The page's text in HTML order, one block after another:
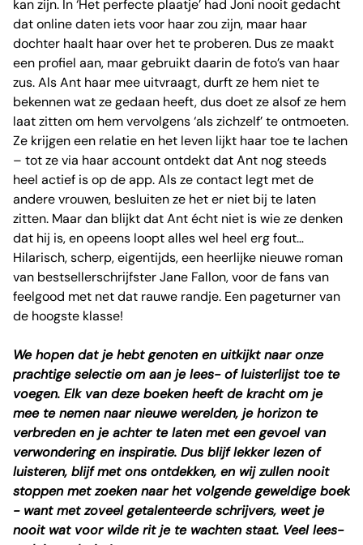
kan zijn. In ‘Het perfecte plaatje’ had Joni nooit gedacht
dat online daten iets voor haar zou zijn, maar haar
dochter haalt haar over het te proberen. Dus ze maakt
een profiel aan, maar gebruikt daarin de foto’s van haar
zus. Als Ant haar mee uitvraagt, durft ze hem niet te
bekennen wat ze gedaan heeft, dus doet ze alsof ze hem
laat zitten om hem vervolgens ‘als zichzelf’ te ontmoeten.
Ze krijgen een relatie en het leven lijkt haar toe te lachen
– tot ze via haar account ontdekt dat Ant nog steeds
heel actief is op de app. Als ze contact legt met de
andere vrouwen, besluiten ze het er niet bij te laten
zitten. Maar dan blijkt dat Ant écht niet is wie ze denken
dat hij is, en opeens loopt alles wel heel erg fout…
Hilarisch, scherp, eigentijds, een heerlijke nieuwe roman
van bestsellerschrijfster Jane Fallon, voor de fans van
feelgood met net dat rauwe randje. Een pageturner van
de hoogste klasse!
We hopen dat je hebt genoten en uitkijkt naar onze
prachtige selectie om aan je lees- of luisterlijst toe te
voegen. Elk van deze boeken heeft de kracht om je
mee te nemen naar nieuwe werelden, je horizon te
verbreden en je achter te laten met een gevoel van
verwondering en inspiratie. Dus blijf lekker lezen of
luisteren, blijf met ons ontdekken, en wij zullen nooit
stoppen met zoeken naar het volgende geweldige boek
- want met zoveel getalenteerde schrijvers, weet je
nooit wat voor wilde rit je te wachten staat. Veel lees-